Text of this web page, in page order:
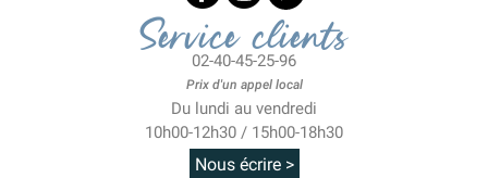
Service clients
02-40-45-25-96
Prix d'un appel local
Du lundi au vendredi
10h00-12h30 / 15h00-18h30
Nous écrire >